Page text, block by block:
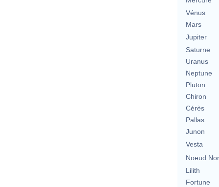
Vénus
Mars
Jupiter
Saturne
Uranus
Neptune
Pluton
Chiron
Cérès
Pallas
Junon
Vesta
Noeud
Lilith
Fortune